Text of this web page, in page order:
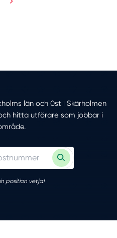
län och 0st i Skärholmen
hitta utförare som jobbar i
position vetja!